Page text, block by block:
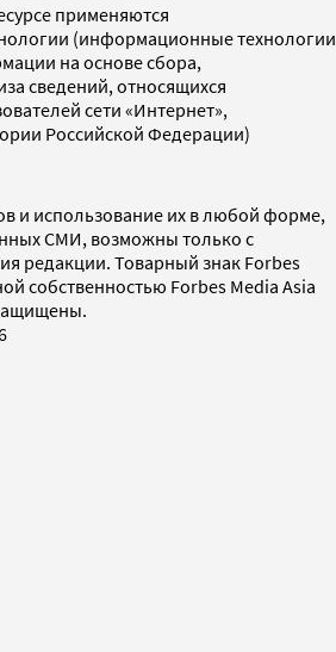
применяются
(информационные технологии
на основе сбора,
сведений, относящихся
сети «Интернет»,
Российской Федерации)
и использование их в любой форме,
СМИ, возможны только с
редакции. Товарный знак Forbes
собственностью Forbes Media Asia